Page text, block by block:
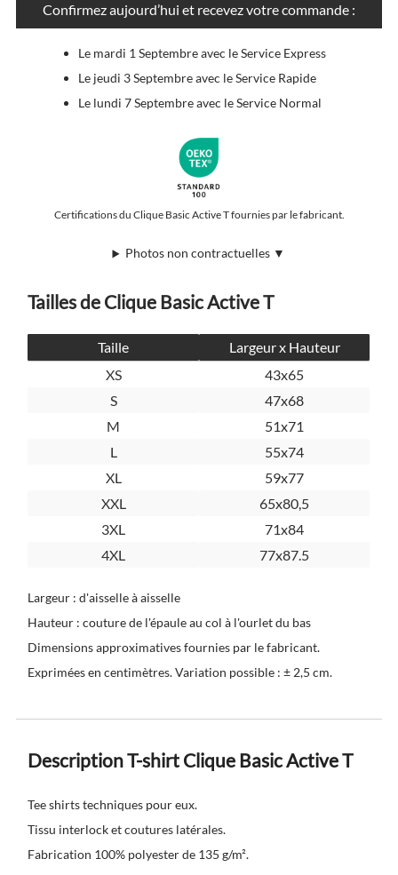
Confirmez aujourd’hui et recevez votre commande :
Le mardi 1 Septembre avec le Service Express
Le jeudi 3 Septembre avec le Service Rapide
Le lundi 7 Septembre avec le Service Normal
Certifications du Clique Basic Active T fournies par le fabricant.
Photos non contractuelles ▼
Tailles de Clique Basic Active T
Taille
Largeur x Hauteur
XS
43x65
S
47x68
M
51x71
L
55x74
XL
59x77
XXL
65x80,5
3XL
71x84
4XL
77x87.5
Largeur : d'aisselle à aisselle
Hauteur : couture de l'épaule au col à l'ourlet du bas
Dimensions approximatives fournies par le fabricant.
Exprimées en centimètres. Variation possible : ± 2,5 cm.
Description T-shirt Clique Basic Active T
Tee shirts techniques pour eux.
Tissu interlock et coutures latérales.
Fabrication 100% polyester de 135 g/m².